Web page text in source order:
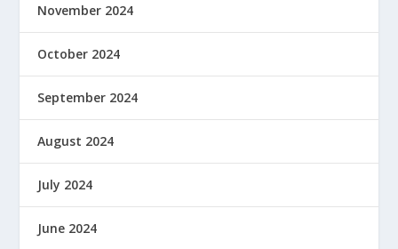
November 2024
October 2024
September 2024
August 2024
July 2024
June 2024